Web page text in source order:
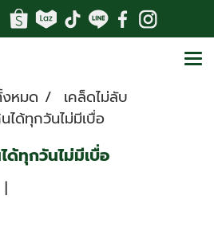
หมด
เคล็ดไม่ลับ
ด้ทุกวันไม่มีเบื่อ
ทุกวันไม่มีเบื่อ
|